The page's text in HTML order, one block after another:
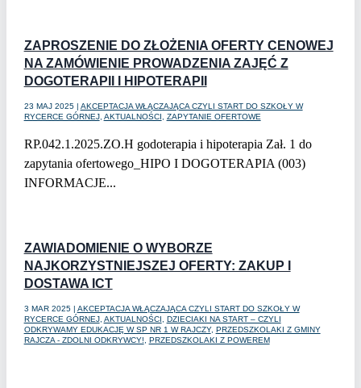
ZAPROSZENIE DO ZŁOŻENIA OFERTY CENOWEJ
NA ZAMÓWIENIE PROWADZENIA ZAJĘĆ Z
DOGOTERAPII I HIPOTERAPII
23 MAJ 2025| AKCEPTACJA WŁĄCZAJĄCA CZYLI START DO SZKOŁY W
RYCERCE GÓRNEJ, AKTUALNOŚCI ZAPYTANIE OFERTOWE
RP.042.1.2025.ZO.H godoterapia i hipoterapia Zał. 1 do
zapytania ofertowego_HIPO I DOGOTERAPIA (003)
INFORMACJE...
ZAWIADOMIENIE O WYBORZE
NAJKORZYSTNIEJSZEJ OFERTY: ZAKUP I
DOSTAWA ICT
3 MAR 2025| AKCEPTACJA WŁĄCZAJĄCA CZYLI START DO SZKOŁY W
RYCERCE GÓRNEJ, AKTUALNOŚCI , DZIECIAKI NA START – CZYLI
ODKRYWAMY EDUKACJĘ W SP NR 1 W RAJCZY, PRZEDSZKOLAKI Z GMINY
RAJCZA - ZDOLNI ODKRYWCY!, PRZEDSZKOLAKI Z POWEREM